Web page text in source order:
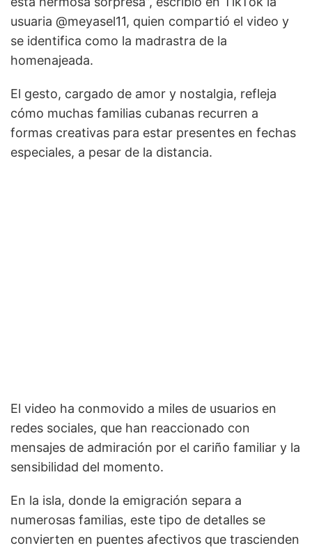
usuaria @meyasel11, quien compartió el video y
se identifica como la madrastra de la
homenajeada.
El gesto, cargado de amor y nostalgia, refleja
cómo muchas familias cubanas recurren a
formas creativas para estar presentes en fechas
especiales, a pesar de la distancia.
El video ha conmovido a miles de usuarios en
redes sociales, que han reaccionado con
mensajes de admiración por el cariño familiar y la
sensibilidad del momento.
En la isla, donde la emigración separa a
numerosas familias, este tipo de detalles se
convierten en puentes afectivos que trascienden